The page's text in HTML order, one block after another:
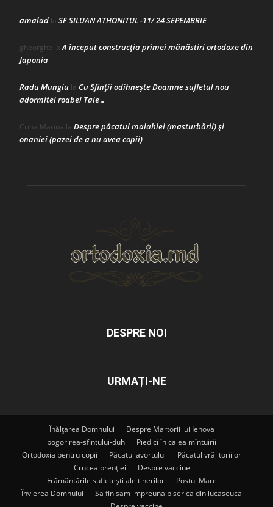
amalad la SF SILUAN ATHONITUL -11/ 24 SEPEMBRIE
gheorghe laA început construcţia primei mănăstiri ortodoxe din
Japonia
Radu Mungiu la Cu Sfinții odihnește Doamne sufletul nou
adormitei roabei Tale…
Crina Marina la Despre păcatul malahiei (masturbării) şi
onaniei (pazei de a nu avea copii)
DESPRE NOI
URMAȚI-NE
Înălțarea Domnului
Despre Martorii lui Iehova
pogorirea-sfintului-duh
Piedici în calea mîntuirii
Ortodoxia pentru copii
Păcatul avortului
Păcatul vrăjitoriilor
Crucea preoției
Despre vaccine
Frământările sufletești ale tinerilor
Postul Mare
Învierea Domnului
Sa finisam impreuna biserica din lucaseuca